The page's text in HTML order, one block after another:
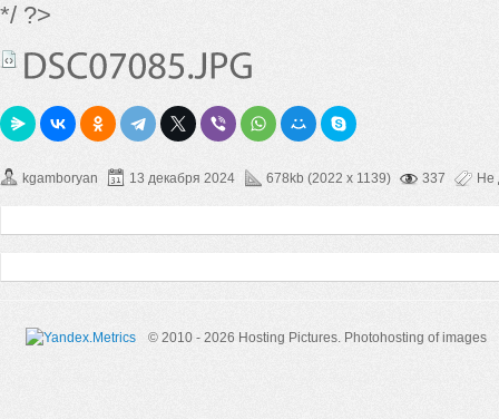
*/ ?>
kgamboryan 13 декабря 2024 678kb (2022 x 1139) 337 Не
© 2010 - 2026 Hosting Pictures. Photohosting of images